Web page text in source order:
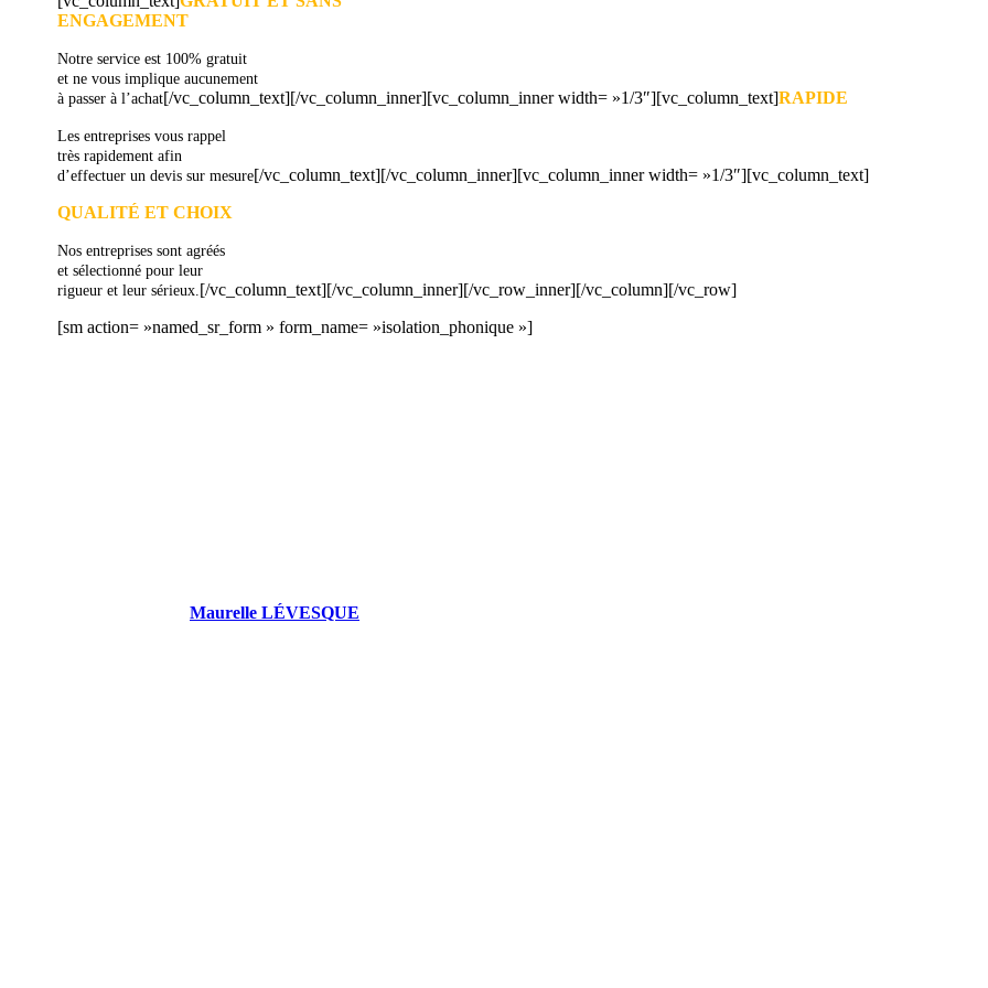
ENGAGEMENT
Notre service est 100% gratuit
et ne vous implique aucunement
à passer à l’achat[/vc_column_text][/vc_column_inner][vc_column_inner width= »1/3″][vc_column_text]RAPIDE
Les entreprises vous rappel
très rapidement afin
d’effectuer un devis sur mesure[/vc_column_text][/vc_column_inner][vc_column_inner width= »1/3″][vc_column_text]
QUALITÉ ET CHOIX
Nos entreprises sont agréés
et sélectionné pour leur
rigueur et leur sérieux.[/vc_column_text][/vc_column_inner][/vc_row_inner][/vc_column][/vc_row]
[sm action= »named_sr_form » form_name= »isolation_phonique »]
Maurelle LÉVESQUE